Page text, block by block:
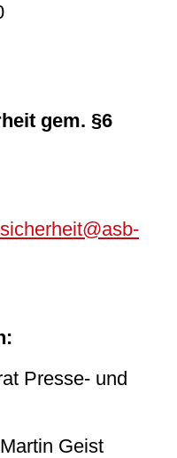
gem. §6
Presse- und
Geist